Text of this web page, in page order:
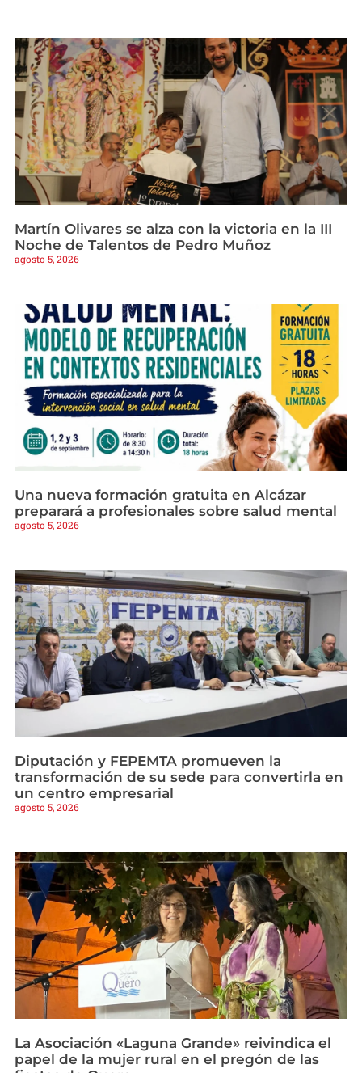
Martín Olivares se alza con la victoria en la III
Noche de Talentos de Pedro Muñoz
agosto 5, 2026
Una nueva formación gratuita en Alcázar
preparará a profesionales sobre salud mental
agosto 5, 2026
Diputación y FEPEMTA promueven la
transformación de su sede para convertirla en
un centro empresarial
agosto 5, 2026
La Asociación «Laguna Grande» reivindica el
papel de la mujer rural en el pregón de las